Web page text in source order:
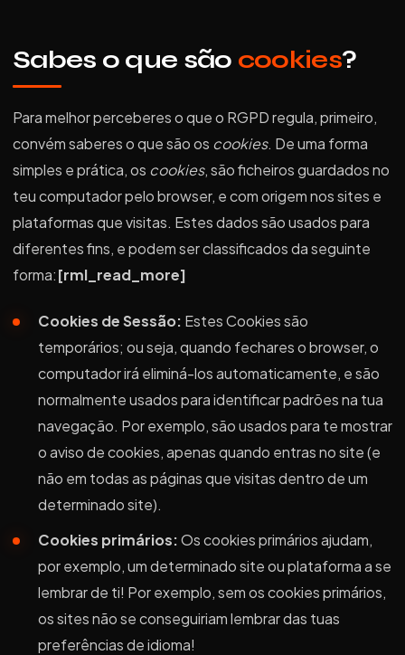
Sabes o que são cookies?
Para melhor perceberes o que o RGPD regula, primeiro,
convém saberes o que são os cookies. De uma forma
simples e prática, os cookies, são ficheiros guardados no
teu computador pelo browser, e com origem nos sites e
plataformas que visitas. Estes dados são usados para
diferentes fins, e podem ser classificados da seguinte
forma:[rml_read_more]
Cookies de Sessão: Estes Cookies são
temporários; ou seja, quando fechares o browser, o
computador irá eliminá-los automaticamente, e são
normalmente usados para identificar padrões na tua
navegação. Por exemplo, são usados para te mostrar
o aviso de cookies, apenas quando entras no site (e
não em todas as páginas que visitas dentro de um
determinado site).
Cookies primários:Os cookies primários ajudam,
por exemplo, um determinado site ou plataforma a se
lembrar de ti! Por exemplo, sem os cookies primários,
os sites não se conseguiriam lembrar das tuas
preferências de idioma!